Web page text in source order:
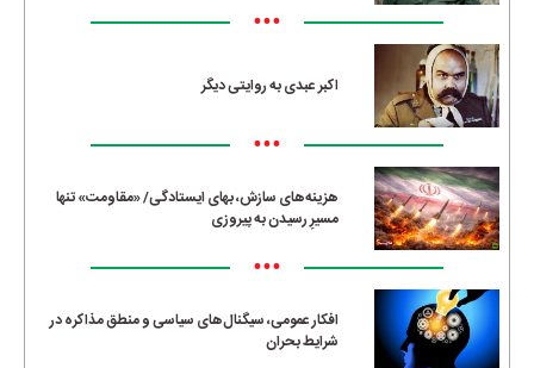
•••
اکبر عبدی به روایتی دیگر
•••
هزینه‌های سازش، بهای ایستادگی/ «مقاومت» تنها
مسیرِ رسیدن به پیروزی
•••
افکار عمومی، سیگنال‌های سیاسی و منطق مذاکره در
شرایط بحران